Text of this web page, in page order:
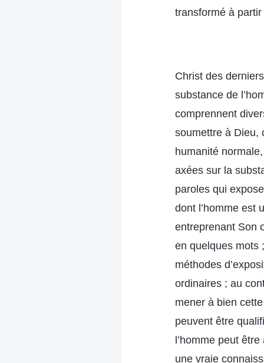
transformé à
Christ des
substance de
comprennent
soumettre à Dieu,
humanité
axées sur la
paroles qui
dont l’homme est
entreprenant Son
en quelques mots
méthodes
ordinaires ; au
mener à bien
peuvent être
l’homme peut
une vraie